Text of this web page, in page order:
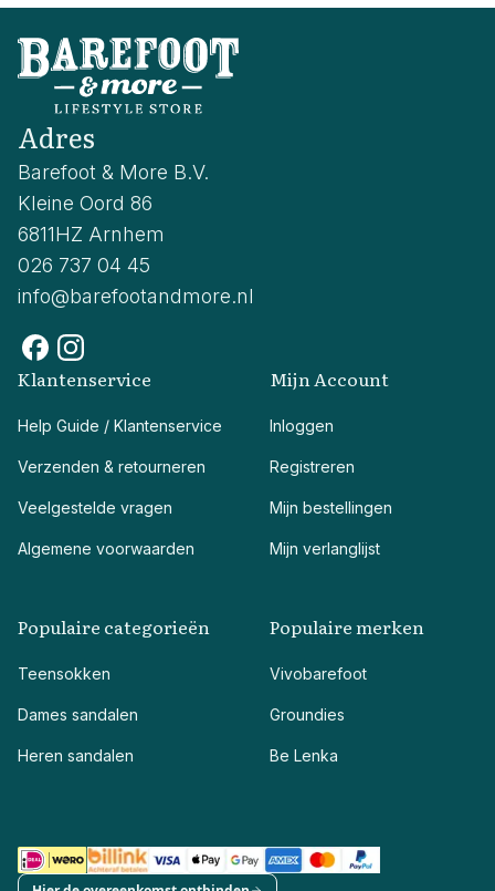
Adres
Barefoot & More B.V.
Kleine Oord 86
6811HZ Arnhem
026 737 04 45
info@barefootandmore.nl
Klantenservice
Help Guide / Klantenservice
Verzenden & retourneren
Veelgestelde vragen
Algemene voorwaarden
Mijn Account
Inloggen
Registreren
Mijn bestellingen
Mijn verlanglijst
Populaire categorieën
Teensokken
Dames sandalen
Heren sandalen
Populaire merken
Vivobarefoot
Groundies
Be Lenka